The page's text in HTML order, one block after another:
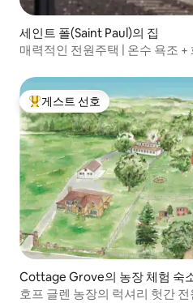
세인트 폴(Saint Paul)의 집
매력적인 전원주택 | 온수 욕조 +
상위 게스트 선호
게스트 선호
Cottage Grove의 농장 체험 숙
호프 글렌 농장의 럭셔리 헛간